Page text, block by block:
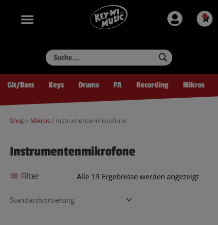
springen
0
Git/Bass Keys Drums PA Recording Mikros
Shop/ Mikros/ Instrumentenmikrofone
Instrumentenmikrofone
Filter Alle 19 Ergebnisse werden angezeigt